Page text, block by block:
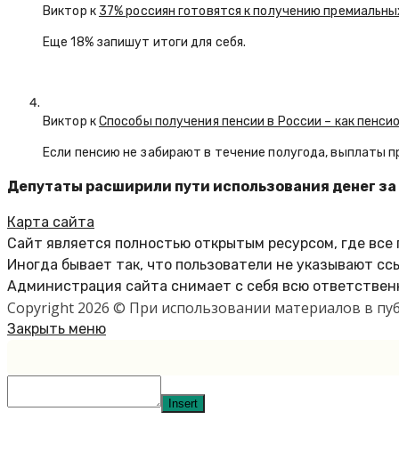
Виктор к 37% россиян готовятся к получению
Еще 18% запишут итоги для себя.
Виктор кСпособы получения пенсии в России – как
Если пенсию не забирают в течение полугода, выплаты
Депутаты расширили пути использования денег за
Карта сайта
Сайт является полностью открытым ресурсом, где
Иногда бывает так, что пользователи не указывают
Администрация сайта снимает с себя всю
Copyright 2026 © При использовании материалов в
Закрыть меню
Insert